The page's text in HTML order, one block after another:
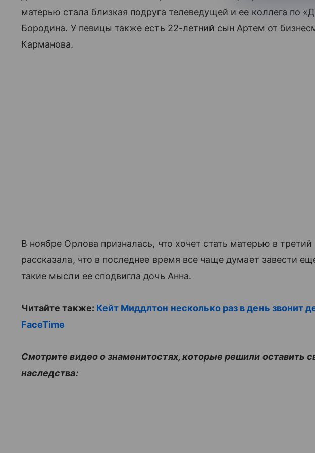
матерью стала близкая подруга телеведущей и ее коллега по
Бородина. У певицы также есть 22-летний сын Артем от
Карманова.
В ноябре Орлова призналась, что хочет стать матерью в
рассказала, что в последнее время все чаще думает завести
такие мысли ее сподвигла дочь Анна.
Читайте также: Кейт Миддлтон несколько раз в день звонит
FaceTime
Смотрите видео о знаменитостях, которые решили оставить
наследства: